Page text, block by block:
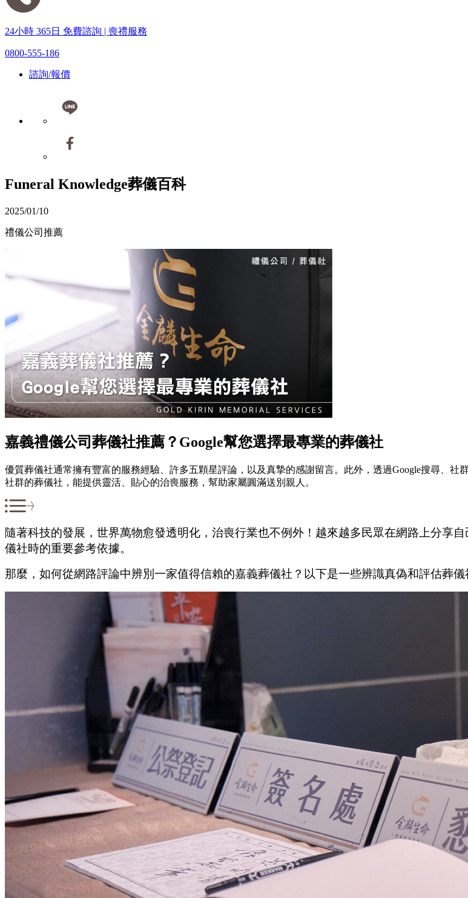
24小時 365日 免費諮詢 | 喪禮服務
0800-555-186
諮詢/報價
Funeral Knowledge葬儀百科
2025/01/10
禮儀公司推薦
嘉義禮儀公司葬儀社推薦？Google幫您選擇最專業的葬儀社
優質葬儀社通常擁有豐富的服務經驗、許多五顆星評論，以及真摯的感謝留言。此外，透過Google搜尋、
社群的葬儀社，能提供靈活、貼心的治喪服務，幫助家屬圓滿送別親人。
隨著科技的發展，世界萬物愈發透明化，治喪行業也不例外！越來越多民眾在網路上分享
儀社時的重要參考依據。
那麼，如何從網路評論中辨別一家值得信賴的嘉義葬儀社？以下是一些辨識真偽和評估葬